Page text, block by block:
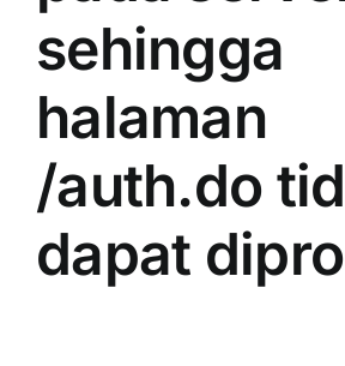
sehingga
halaman
/auth.do
dapat